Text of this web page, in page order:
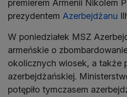
premierem Armenii Nikolem
prezydentem Azerbejdżanu
W poniedziałek MSZ
armeńskie o
okolicznych wiosek, a także
azerbejdżańskiej.
potępiło tymczasem